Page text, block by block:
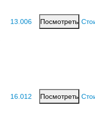
13.006 Посмотреть
16.012 Посмотреть